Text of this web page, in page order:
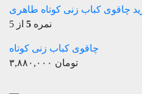
نمره 5 از 5
چاقوی کباب زنی کوتاه
تومان